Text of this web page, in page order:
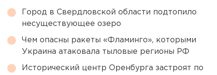
Город в Свердловской области подтопило
несуществующее озеро
Чем опасны ракеты «Фламинго», которыми
Украина атаковала тыловые регионы РФ
Исторический центр Оренбурга застроят по